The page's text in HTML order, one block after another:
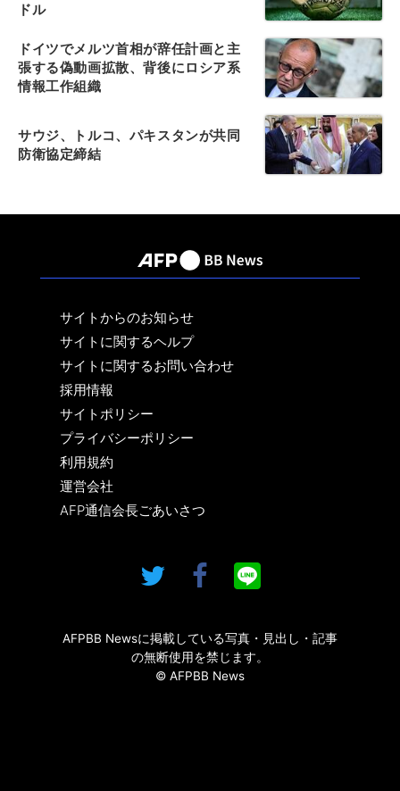
ドル
ドイツでメルツ首相が辞任計画と主
張する偽動画拡散、背後にロシア系
情報工作組織
サウジ、トルコ、パキスタンが共同
防衛協定締結
サイトからのお知らせ
サイトに関するヘルプ
サイトに関するお問い合わせ
採用情報
サイトポリシー
プライバシーポリシー
利用規約
運営会社
AFP通信会長ごあいさつ
AFPBB Newsに掲載している写真・見出し・記事
の無断使用を禁じます。
© AFPBB News